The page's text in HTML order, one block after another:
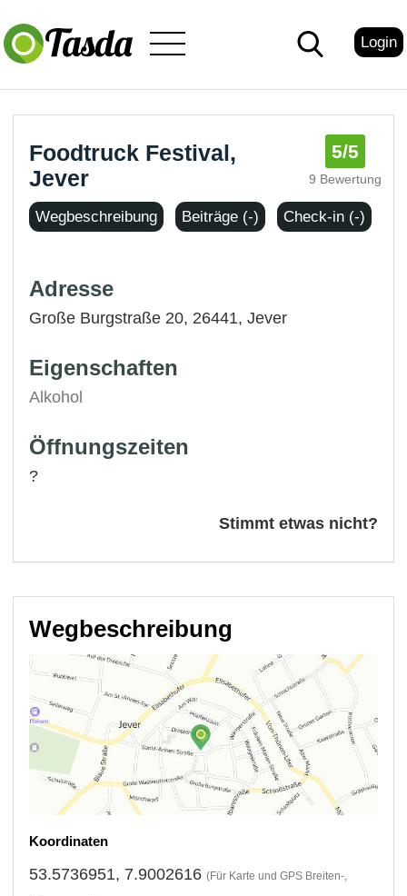
Login
Foodtruck Festival,
Jever
5/5
9 Bewertung
Wegbeschreibung Beiträge (-) Check-in (-)
Adresse
Große Burgstraße 20, 26441,Jever
Eigenschaften
Alkohol
Öffnungszeiten
?
Stimmt etwas nicht?
Wegbeschreibung
Koordinaten
53.5736951, 7.9002616 (Für Karte und GPS Breiten-,